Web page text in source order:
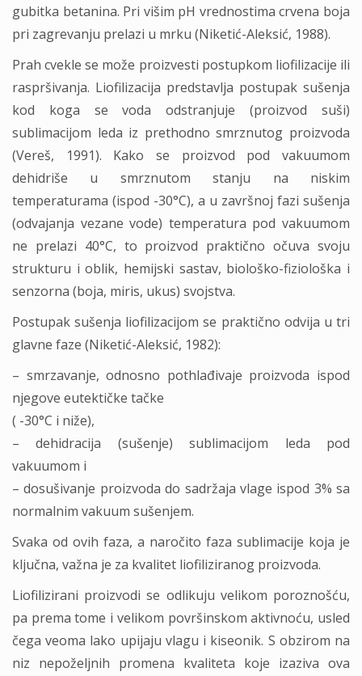
gubitka betanina. Pri višim pH vrednostima crvena boja
pri zagrevanju prelazi u mrku (Niketić-Aleksić, 1988).
Prah cvekle se može proizvesti postupkom liofilizacije ili
raspršivanja. Liofilizacija predstavlja postupak sušenja
kod koga se voda odstranjuje (proizvod suši)
sublimacijom leda iz prethodno smrznutog proizvoda
(Vereš, 1991). Kako se proizvod pod vakuumom
dehidriše u smrznutom stanju na niskim
temperaturama (ispod -30°C), a u završnoj fazi sušenja
(odvajanja vezane vode) temperatura pod vakuumom
ne prelazi 40°C, to proizvod praktično očuva svoju
strukturu i oblik, hemijski sastav, biološko-fiziološka i
senzorna (boja, miris, ukus) svojstva.
Postupak sušenja liofilizacijom se praktično odvija u tri
glavne faze (Niketić-Aleksić, 1982):
– smrzavanje, odnosno pothlađivaje proizvoda ispod
njegove eutektičke tačke
( -30°C i niže),
– dehidracija (sušenje) sublimacijom leda pod
vakuumom i
– dosušivanje proizvoda do sadržaja vlage ispod 3% sa
normalnim vakuum sušenjem.
Svaka od ovih faza, a naročito faza sublimacije koja je
ključna, važna je za kvalitet liofiliziranog proizvoda.
Liofilizirani proizvodi se odlikuju velikom poroznošću,
pa prema tome i velikom površinskom aktivnoću, usled
čega veoma lako upijaju vlagu i kiseonik. S obzirom na
niz nepoželjnih promena kvaliteta koje izaziva ova